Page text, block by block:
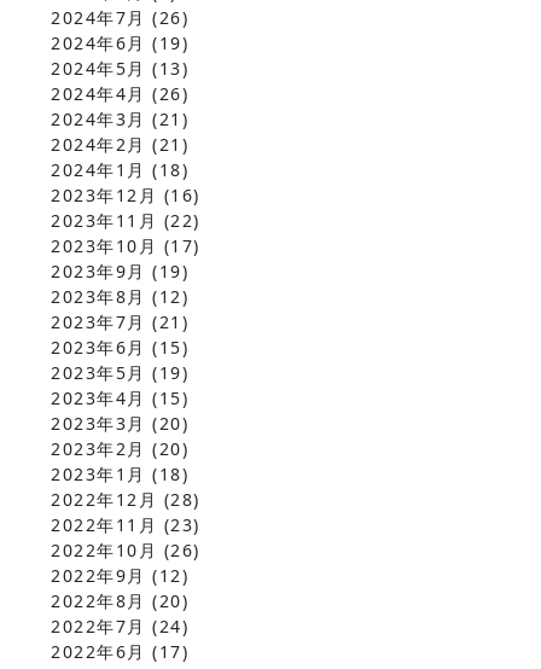
2024年7月 (26)
2024年6月 (19)
2024年5月 (13)
2024年4月 (26)
2024年3月 (21)
2024年2月 (21)
2024年1月 (18)
2023年12月 (16)
2023年11月 (22)
2023年10月 (17)
2023年9月 (19)
2023年8月 (12)
2023年7月 (21)
2023年6月 (15)
2023年5月 (19)
2023年4月 (15)
2023年3月 (20)
2023年2月 (20)
2023年1月 (18)
2022年12月 (28)
2022年11月 (23)
2022年10月 (26)
2022年9月 (12)
2022年8月 (20)
2022年7月 (24)
2022年6月 (17)